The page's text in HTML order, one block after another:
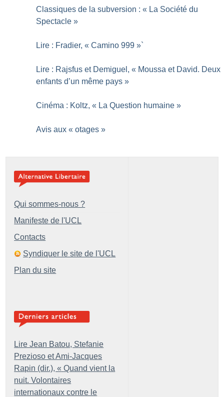
Classiques de la subversion : « La Société du
Spectacle »
Lire : Fradier, « Camino 999 »`
Lire : Rajsfus et Demiguel, « Moussa et David. Deux
enfants d’un même pays »
Cinéma : Koltz, « La Question humaine »
Avis aux « otages »
Qui sommes-nous ?
Manifeste de l'UCL
Contacts
Syndiquer le site de l'UCL
Plan du site
Lire Jean Batou, Stefanie
Prezioso et Ami-Jacques
Rapin (dir.), « Quand vient la
nuit. Volontaires
internationaux contre le